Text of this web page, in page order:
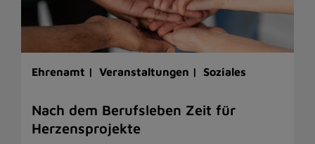
Ehrenamt | Veranstaltungen | Soziales
Nach dem Berufsleben Zeit für
Herzensprojekte